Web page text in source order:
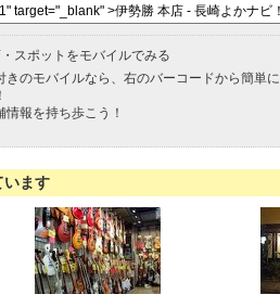
スポットをモバイルでみる
きのモバイルなら、右のバーコードから簡単に
情報を持ち歩こう！
います